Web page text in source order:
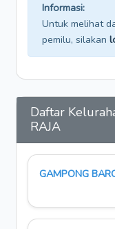
Informasi:
Untuk melihat
pemilu, silakan
Daftar
RAJA
GAMPONG